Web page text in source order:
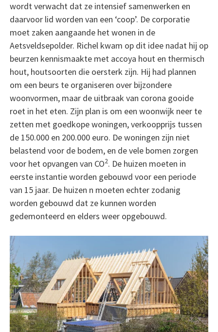
wordt verwacht dat ze intensief samenwerken en
daarvoor lid worden van een ‘coop’. De corporatie
moet zaken aangaande het wonen in de
Aetsveldsepolder. Richel kwam op dit idee nadat hij op
beurzen kennismaakte met accoya hout en thermisch
hout, houtsoorten die oersterk zijn. Hij had plannen
om een beurs te organiseren over bijzondere
woonvormen, maar de uitbraak van corona gooide
roet in het eten. Zijn plan is om een woonwijk neer te
zetten met goedkope woningen, verkoopprijs tussen
de 150.000 en 200.000 euro. De woningen zijn niet
belastend voor de bodem, en de vele bomen zorgen
voor het opvangen van CO2. De huizen moeten in
eerste instantie worden gebouwd voor een periode
van 15 jaar. De huizen n moeten echter zodanig
worden gebouwd dat ze kunnen worden
gedemonteerd en elders weer opgebouwd.